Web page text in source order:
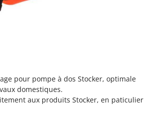
thermiques et mécaniques
d'oiseaux
pour olives
pour pompe à dos Stocker, optimale
domestiques.
aux produits Stocker, en paticulier